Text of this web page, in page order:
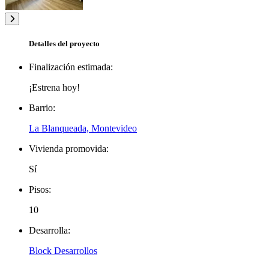
Detalles del proyecto
Finalización estimada:
¡Estrena hoy!
Barrio:
La Blanqueada, Montevideo
Vivienda promovida:
Sí
Pisos:
10
Desarrolla:
Block Desarrollos